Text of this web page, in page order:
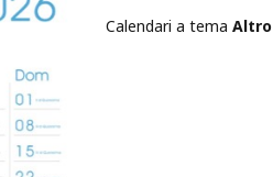
Calendari a tema Altro